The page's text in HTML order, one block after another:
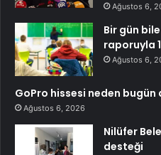
Ağustos 6,
Bir gün
raporuyla
Ağustos 6,
GoPro hissesi neden bugün
Ağustos 6, 2026
Nilüfer
desteği